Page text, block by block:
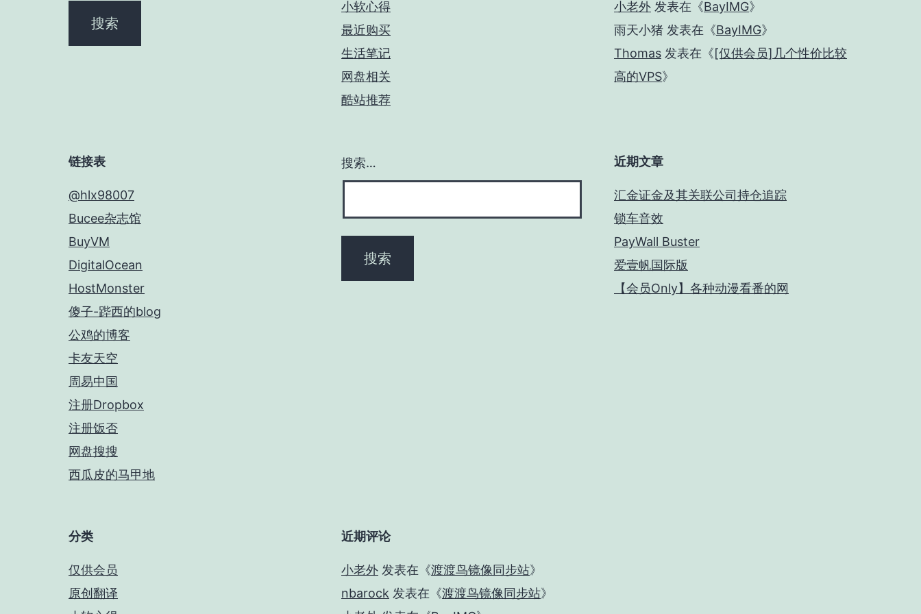
小软心得
最近购买
生活笔记
网盘相关
酷站推荐
小老外 发表在《BayIMG》
雨天小猪 发表在《BayIMG》
Thomas 发表在《[仅供会员]几个性价比较
高的VPS》
链接表
@hlx98007
Bucee杂志馆
BuyVM
DigitalOcean
HostMonster
傻子-跸西的blog
公鸡的博客
卡友天空
周易中国
注册Dropbox
注册饭否
网盘搜搜
西瓜皮的马甲地
搜索… 近期文章
汇金证金及其关联公司持仓追踪
锁车音效
PayWall Buster
爱壹帆国际版
【会员Only】各种动漫看番的网
分类
仅供会员
原创翻译
近期评论
小老外 发表在《渡渡鸟镜像同步站》
nbarock 发表在《渡渡鸟镜像同步站》